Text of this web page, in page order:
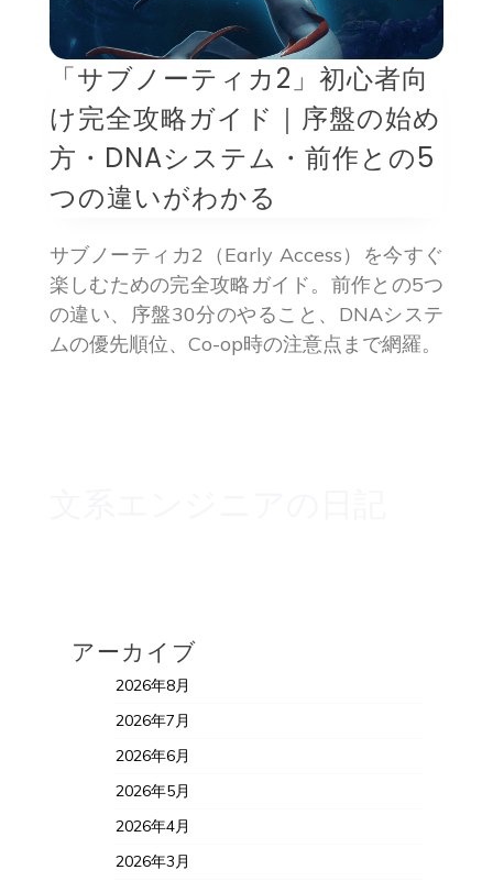
「サブノーティカ2」初心者向
け完全攻略ガイド｜序盤の始め
方・DNAシステム・前作との5
つの違いがわかる
サブノーティカ2（Early Access）を今すぐ
楽しむための完全攻略ガイド。前作との5つ
の違い、序盤30分のやること、DNAシステ
ムの優先順位、Co-op時の注意点まで網羅。
アーカイブ
2026年8月
2026年7月
2026年6月
2026年5月
2026年4月
2026年3月